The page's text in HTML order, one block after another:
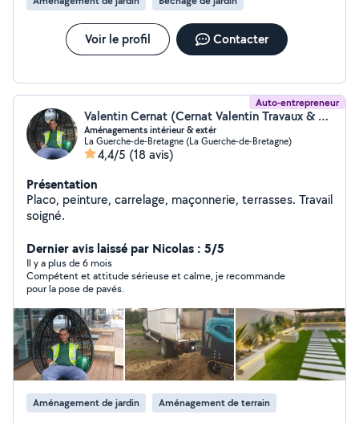
Voir le profil Contacter
Auto-entrepreneur
Valentin Cernat (Cernat Valentin Travaux & Rénovation)
Aménagements intérieur & extér
La Guerche-de-Bretagne (La Guerche-de-Bretagne)
4,4/5 (18 avis)
Présentation
Placo, peinture, carrelage, maçonnerie, terrasses. Travail
soigné.
Dernier avis laissé par Nicolas : 5/5
Il y a plus de 6 mois
Compétent et attitude sérieuse et calme, je recommande
pour la pose de pavés.
Aménagement de jardin Aménagement de terrain